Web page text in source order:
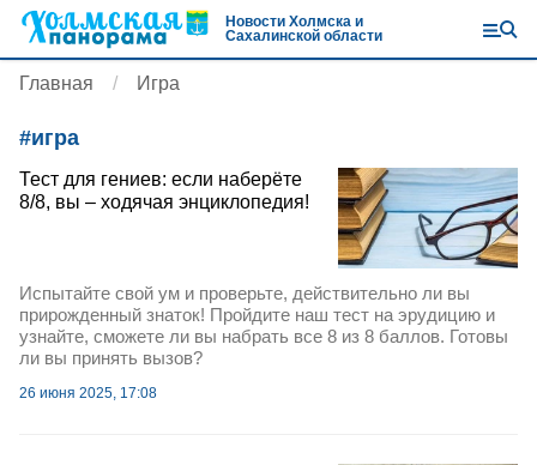
Новости Холмска и
Сахалинской области
Главная Игра
#игра
Тест для гениев: если наберёте
8/8, вы – ходячая энциклопедия!
Испытайте свой ум и проверьте, действительно ли вы
прирожденный знаток! Пройдите наш тест на эрудицию и
узнайте, сможете ли вы набрать все 8 из 8 баллов. Готовы
ли вы принять вызов?
26 июня 2025, 17:08